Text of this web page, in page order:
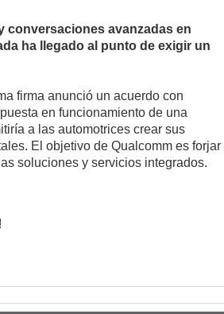
conversaciones avanzadas en
ha llegado al punto de exigir un
firma anunció un acuerdo con
en funcionamiento de una
a las automotrices crear sus
El objetivo de Qualcomm es forjar
soluciones y servicios integrados.